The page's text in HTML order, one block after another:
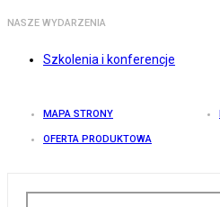
NASZE WYDARZENIA
Szkolenia i konferencje
MAPA STRONY
OFERTA PRODUKTOWA